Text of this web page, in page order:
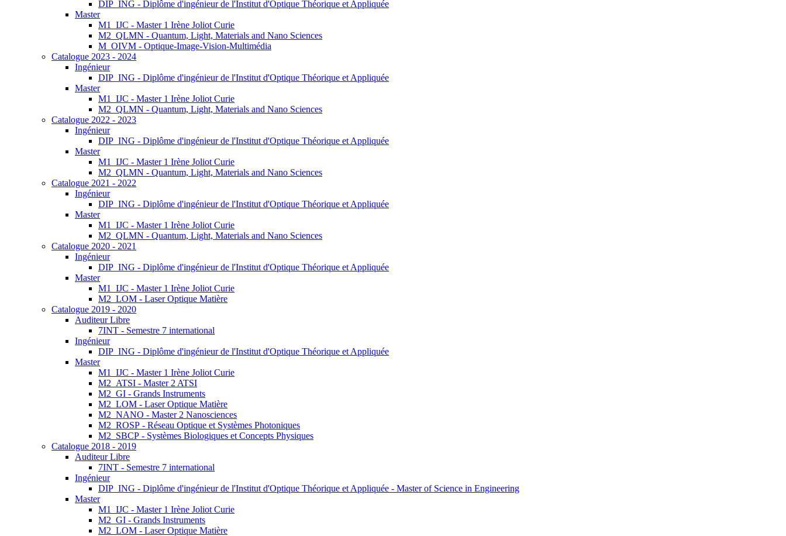
DIP_ING - Diplôme d'ingénieur de l'Institut d'Optique Théorique et Appliquée
Master
M1_IJC - Master 1 Irène Joliot Curie
M2_QLMN - Quantum, Light, Materials and Nano Sciences
M_OIVM - Optique-Image-Vision-Multimédia
Catalogue 2023 - 2024
Ingénieur
DIP_ING - Diplôme d'ingénieur de l'Institut d'Optique Théorique et Appliquée
Master
M1_IJC - Master 1 Irène Joliot Curie
M2_QLMN - Quantum, Light, Materials and Nano Sciences
Catalogue 2022 - 2023
Ingénieur
DIP_ING - Diplôme d'ingénieur de l'Institut d'Optique Théorique et Appliquée
Master
M1_IJC - Master 1 Irène Joliot Curie
M2_QLMN - Quantum, Light, Materials and Nano Sciences
Catalogue 2021 - 2022
Ingénieur
DIP_ING - Diplôme d'ingénieur de l'Institut d'Optique Théorique et Appliquée
Master
M1_IJC - Master 1 Irène Joliot Curie
M2_QLMN - Quantum, Light, Materials and Nano Sciences
Catalogue 2020 - 2021
Ingénieur
DIP_ING - Diplôme d'ingénieur de l'Institut d'Optique Théorique et Appliquée
Master
M1_IJC - Master 1 Irène Joliot Curie
M2_LOM - Laser Optique Matière
Catalogue 2019 - 2020
Auditeur Libre
7INT - Semestre 7 international
Ingénieur
DIP_ING - Diplôme d'ingénieur de l'Institut d'Optique Théorique et Appliquée
Master
M1_IJC - Master 1 Irène Joliot Curie
M2_ATSI - Master 2 ATSI
M2_GI - Grands Instruments
M2_LOM - Laser Optique Matière
M2_NANO - Master 2 Nanosciences
M2_ROSP - Réseau Optique et Systèmes Photoniques
M2_SBCP - Systèmes Biologiques et Concepts Physiques
Catalogue 2018 - 2019
Auditeur Libre
7INT - Semestre 7 international
Ingénieur
DIP_ING - Diplôme d'ingénieur de l'Institut d'Optique Théorique et Appliquée - Master of Science in Engineering
Master
M1_IJC - Master 1 Irène Joliot Curie
M2_GI - Grands Instruments
M2_LOM - Laser Optique Matière